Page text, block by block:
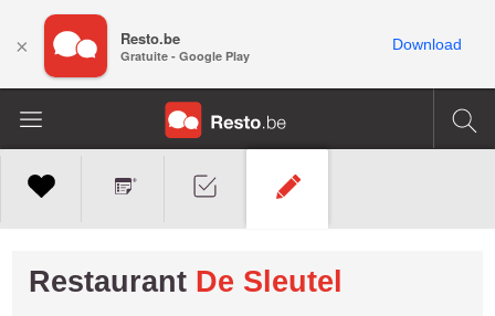
Restaurant De Sleutel
× Resto.be
Gratuite - Google Play
Download